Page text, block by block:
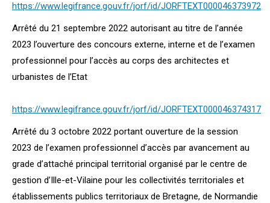
https://www.legifrance.gouv.fr/jorf/id/JORFTEXT000046373972
Arrêté du 21 septembre 2022 autorisant au titre de l’année
2023 l’ouverture des concours externe, interne et de l’examen
professionnel pour l’accès au corps des architectes et
urbanistes de l’Etat
https://www.legifrance.gouv.fr/jorf/id/JORFTEXT000046374317
Arrêté du 3 octobre 2022 portant ouverture de la session
2023 de l’examen professionnel d’accès par avancement au
grade d’attaché principal territorial organisé par le centre de
gestion d’Ille-et-Vilaine pour les collectivités territoriales et
établissements publics territoriaux de Bretagne, de Normandie